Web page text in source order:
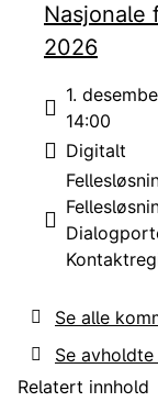
Nasjonale
2026
Tid:
1.
14:00
Sted:
Digitalt
Emne:
Se alle
Se
Relatert innhold